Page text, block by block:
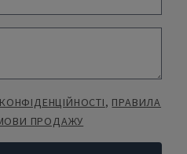
, ПРАВИЛА
ПРОДАЖУ